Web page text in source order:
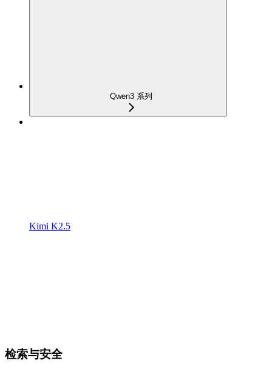
Qwen3 系列
Kimi K2.5
检索与安全